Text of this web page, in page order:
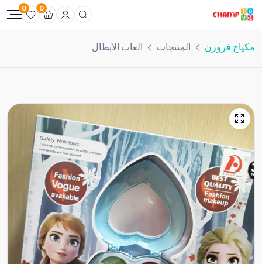
0
0
مكياج فروزن المنتجات العاب الأبطال